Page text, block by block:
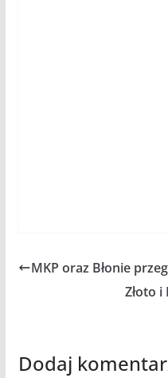
MKP oraz Błonie
Złoto i
Dodaj